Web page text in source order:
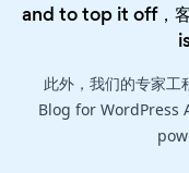
and to top it off，
此外，我们的专家
Blog for WordPress